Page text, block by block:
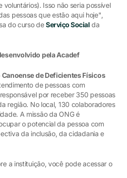
voluntários). Isso não seria possível
pessoas que estão aqui hoje",
do curso deServiço Social da
pela Acadef
de Deficientes Físicos
de pessoas com
por receber 350 pessoas
região. No local, 130 colaboradores
A missão da ONG é
o potencial da pessoa com
da inclusão, da cidadania e
a instituição, você pode acessar o